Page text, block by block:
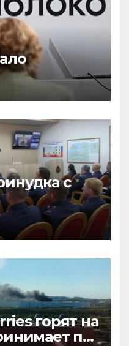
с
горят на
по